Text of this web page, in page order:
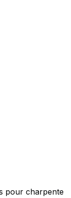
pour charpente